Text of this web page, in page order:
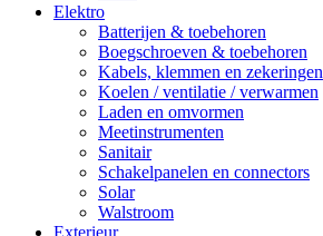
Elektro
Batterijen & toebehoren
Boegschroeven & toebehoren
Kabels, klemmen en zekeringen
Koelen / ventilatie / verwarmen
Laden en omvormen
Meetinstrumenten
Sanitair
Schakelpanelen en connectors
Solar
Walstroom
Exterieur